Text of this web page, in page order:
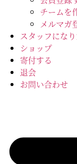
チームを
メルマガ
スタッフにな
ショップ
寄付する
退会
お問い合わせ